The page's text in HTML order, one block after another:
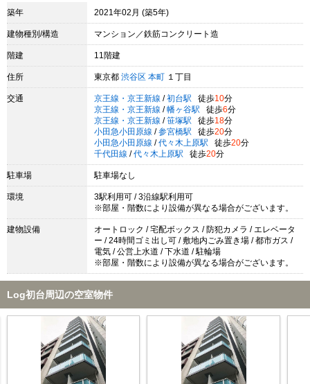
築年 2021年02月 (築5年)
建物種別/構造 マンション／鉄筋コンクリート造
階建 11階建
住所 東京都 渋谷区 本町 １丁目
交通 京王線・京王新線 / 初台駅 徒歩10分
京王線・京王新線 / 幡ヶ谷駅 徒歩6分
京王線・京王新線 / 笹塚駅 徒歩18分
小田急小田原線 / 参宮橋駅 徒歩20分
小田急小田原線 / 代々木上原駅 徒歩20分
千代田線 / 代々木上原駅 徒歩20分
駐車場 駐車場なし
環境
3駅利用可 / 3沿線駅利用可
※部屋・階数により設備が異なる場合がございます。
建物設備
オートロック / 宅配ボックス / 防犯カメラ / エレベータ
ー / 24時間ゴミ出し可 / 敷地内ごみ置き場 / 都市ガス /
電気 / 公営上水道 / 下水道 / 駐輪場
※部屋・階数により設備が異なる場合がございます。
Log初台周辺の空室物件